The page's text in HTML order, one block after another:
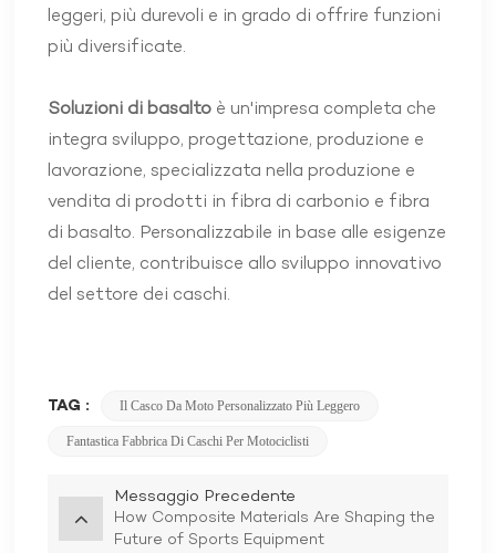
leggeri, più durevoli e in grado di offrire funzioni
più diversificate.
Soluzioni di basalto è un'impresa completa che
integra sviluppo, progettazione, produzione e
lavorazione, specializzata nella produzione e
vendita di prodotti in fibra di carbonio e fibra
di basalto. Personalizzabile in base alle esigenze
del cliente, contribuisce allo sviluppo innovativo
del settore dei caschi.
TAG : Il Casco Da Moto Personalizzato Più Leggero
Fantastica Fabbrica Di Caschi Per Motociclisti
Messaggio Precedente
How Composite Materials Are Shaping the
Future of Sports Equipment